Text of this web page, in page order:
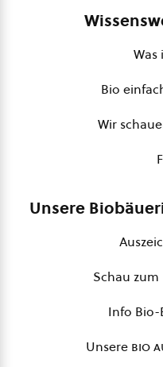
Was
Bio
Wir
Unsere
Schau
Info
Unsere bio